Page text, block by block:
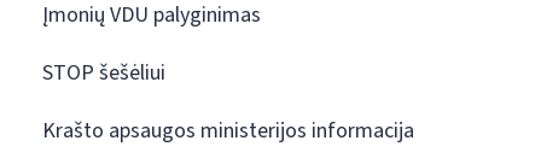
Įmonių VDU palyginimas
STOP šešėliui
Krašto apsaugos ministerijos informacija